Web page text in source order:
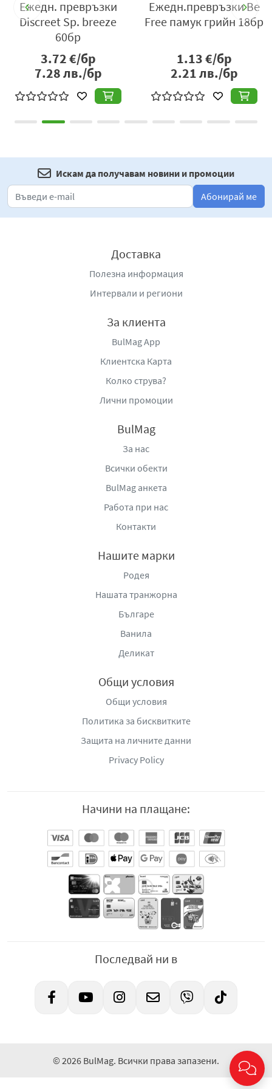
Ежедн. превръзки
Discreet Sp. breeze
60бр
3.72€/бр
7.28лв./бр
Ежедн.превръзки Be
Free памук грийн 18бр
1.13€/бр
2.21лв./бр
Искам да получавам новини и промоции
Абонирай ме
Доставка
Полезна информация
Интервали и региони
За клиента
BulMag App
Клиентска Карта
Колко струва?
Лични промоции
BulMag
За нас
Всички обекти
BulMag анкета
Работа при нас
Контакти
Нашите марки
Родея
Нашата транжорна
Българе
Ванила
Деликат
Общи условия
Общи условия
Политика за бисквитките
Защита на личните данни
Privacy Policy
Начини на плащане:
Последвай ни в
© 2026 BulMag. Всички права запазени.